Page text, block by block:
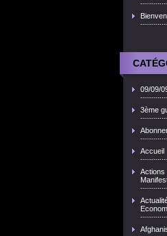
09/09/
3ème
Accueil
Actions